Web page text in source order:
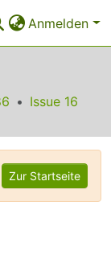
Anmelden
Issue 16
Zur Startseite